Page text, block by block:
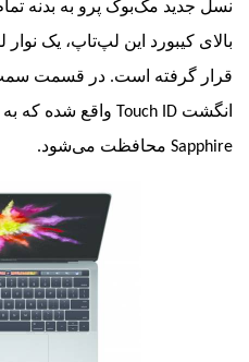
مک‌بوک پرو به بدنه تمام
این لپ‌تاپ، یک نوار لمسی
است. در قسمت سمت راست
Touch IDواقع شده که به وسیله
محافظت می‌شود.